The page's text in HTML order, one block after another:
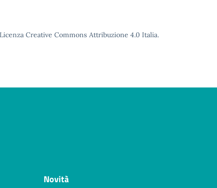
Creative Commons Attribuzione 4.0 Italia.
Novità